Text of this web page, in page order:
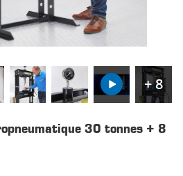
+ 8
30 tonnes + 8